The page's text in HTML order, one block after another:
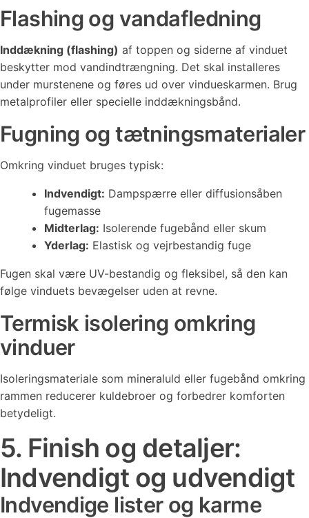
Flashing og vandafledning
Inddækning (flashing) af toppen og siderne af vinduet
beskytter mod vandindtrængning. Det skal installeres
under murstenene og føres ud over vindueskarmen. Brug
metalprofiler eller specielle inddækningsbånd.
Fugning og tætningsmaterialer
Omkring vinduet bruges typisk:
Indvendigt: Dampspærre eller diffusionsåben
fugemasse
Midterlag: Isolerende fugebånd eller skum
Yderlag: Elastisk og vejrbestandig fuge
Fugen skal være UV-bestandig og fleksibel, så den kan
følge vinduets bevægelser uden at revne.
Termisk isolering omkring
vinduer
Isoleringsmateriale som mineraluld eller fugebånd omkring
rammen reducerer kuldebroer og forbedrer komforten
betydeligt.
5. Finish og detaljer:
Indvendigt og udvendigt
Indvendige lister og karme